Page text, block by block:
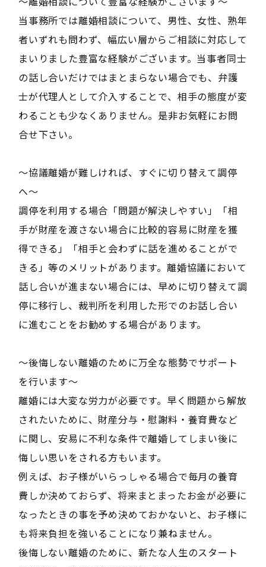
当事務所では離婚相談について、男性、女性、熟年
者いずれも問わず、幅広い層からご相談に対応して
まいりました豊富な経験がございます。当事者同士
の話し合いだけではまとまらない場合でも、弁護
士が代理人として介入することで、相手の態度が変
わることも少なくありません。是非お気軽にお問
合せ下さい。
〜協議離婚が難しければ、すぐに切り替えて調停
へ〜
調停を利用する場合「問題が解決しやすい」「相
手が財産を渡さない場合に比較的容易に財産を獲
得できる」「相手と会わずに話を進めることがで
きる」等のメリットがあります。離婚協議において
話し合いが進まない場合には、早めに切り替えて調
停に移行し、裁判所を利用した形でのお話し合い
に進むことをお勧めする場合があります。
〜後悔しない離婚のために万全な態勢でサポート
を行います〜
離婚には大変な労力が必要です。早く問題から解放
されたいために、財産分与・慰謝料・養育費など
に関し、安易に不利な条件で離婚してしまい後に
悔しい思いをされる方もいます。
例えば、お子様がいらっしゃる場合で毎月の養育
費しか決めておらず、将来まとまったお金が必要に
なったときの事を予め決めておかないと、お子様に
も将来負担を強いることになり兼ねません。
後悔しない離婚のために、新たな人生のスタート